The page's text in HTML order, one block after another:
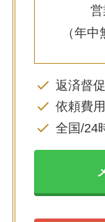
（年
返済督
依頼費
全国/24